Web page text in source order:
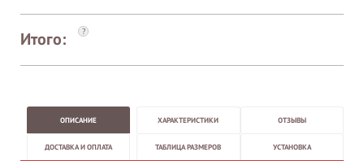
Итого: ?
ОПИСАНИЕ ХАРАКТЕРИСТИКИ ОТЗЫВЫ
ДОСТАВКА И ОПЛАТА ТАБЛИЦА РАЗМЕРОВ УСТАНОВКА